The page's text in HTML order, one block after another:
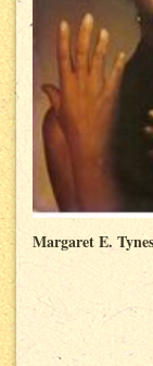
Margaret E.